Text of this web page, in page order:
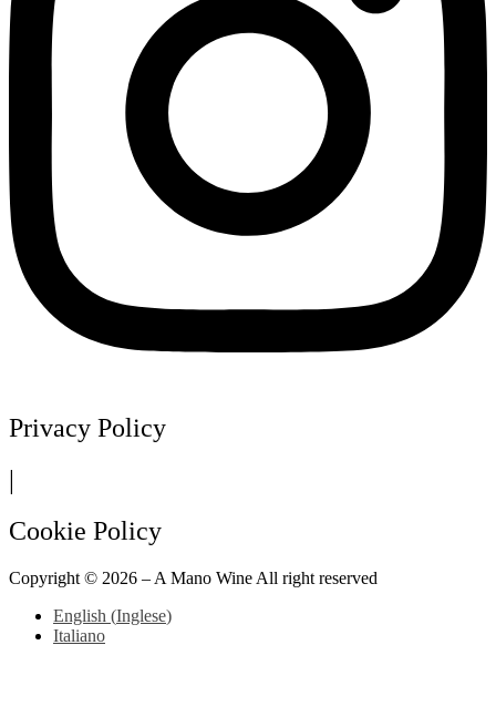
Privacy Policy
|
Cookie Policy
Copyright © 2026 – A Mano Wine All right reserved
English (Inglese)
Italiano